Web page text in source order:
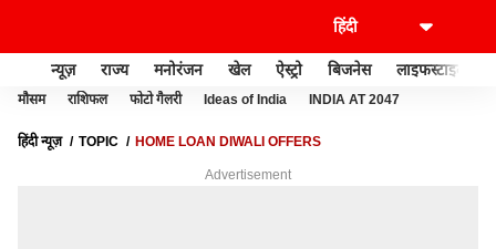
न्यूज़ राज्य मनोरंजन खेल ऐस्ट्रो बिजनेस लाइफस्टाइल
मौसम राशिफल फोटो गैलरी Ideas of India INDIA AT 2047
हिंदी न्यूज़ TOPIC HOME LOAN DIWALI OFFERS
Advertisement